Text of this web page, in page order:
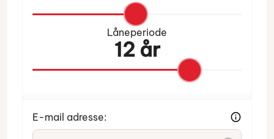
Låneperiode
12 år
E-mail adresse: